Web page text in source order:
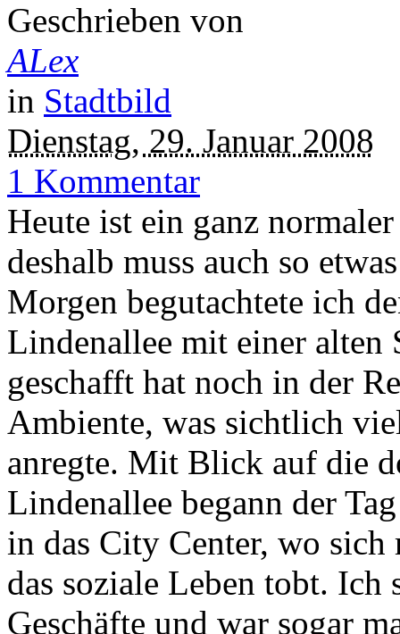
Geschrieben von
ALex
in Stadtbild
Dienstag, 29. Januar 2008
1 Kommentar
Heute ist ein ganz
deshalb muss auch so
Morgen begutachtete ich
Lindenallee mit einer alten
geschafft hat noch in der
Ambiente, was sichtlich
anregte. Mit Blick auf die
Lindenallee begann der
in das City Center, wo sich
das soziale Leben tobt. Ich
Geschäfte und war sogar